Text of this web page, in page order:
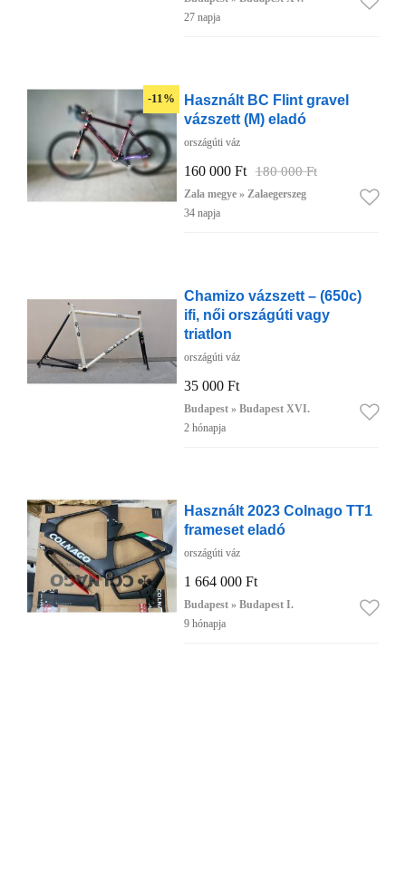
27 napja
-11%
Használt BC Flint gravel
vázszett (M) eladó
országúti váz
160 000 Ft 180 000 Ft
Zala megye » Zalaegerszeg
34 napja
Chamizo vázszett – (650c)
ifi, női országúti vagy
triatlon
országúti váz
35 000 Ft
Budapest » Budapest XVI.
2 hónapja
Használt 2023 Colnago TT1
frameset eladó
országúti váz
1 664 000 Ft
Budapest » Budapest I.
9 hónapja